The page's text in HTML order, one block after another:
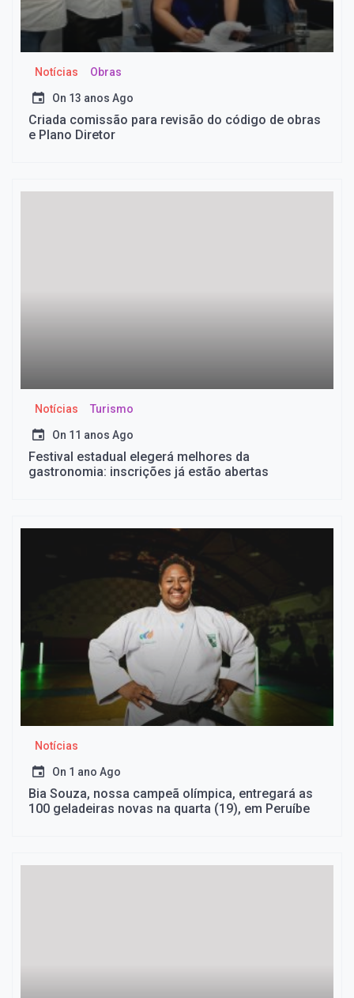
Notícias Obras
On 13 anos Ago
Criada comissão para revisão do código de obras
e Plano Diretor
Notícias Turismo
On 11 anos Ago
Festival estadual elegerá melhores da
gastronomia: inscrições já estão abertas
Notícias
On 1 ano Ago
Bia Souza, nossa campeã olímpica, entregará as
100 geladeiras novas na quarta (19), em Peruíbe